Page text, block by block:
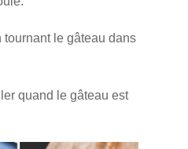
le gâteau dans
quand le gâteau est